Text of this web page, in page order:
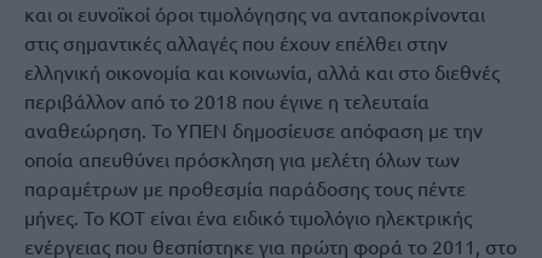
και οι ευνοϊκοί όροι τιμολόγησης να ανταποκρίνονται
στις σημαντικές αλλαγές που έχουν επέλθει στην
ελληνική οικονομία και κοινωνία, αλλά και στο διεθνές
περιβάλλον από το 2018 που έγινε η τελευταία
αναθεώρηση. Το ΥΠΕΝ δημοσίευσε απόφαση με την
οποία απευθύνει πρόσκληση για μελέτη όλων των
παραμέτρων με προθεσμία παράδοσης τους πέντε
μήνες. Το ΚΟΤ είναι ένα ειδικό τιμολόγιο ηλεκτρικής
ενέργειας που θεσπίστηκε για πρώτη φορά το 2011, στο